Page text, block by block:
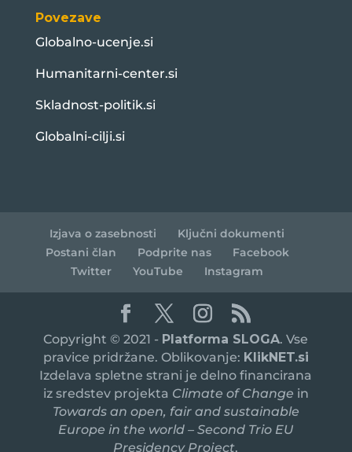
Povezave
Globalno-ucenje.si
Humanitarni-center.si
Skladnost-politik.si
Globalni-cilji.si
Izjava o zasebnosti
Ključni dokumenti
Postani član
Podprite nas
Facebook
Twitter
YouTube Instagram
Copyright © 2021 - Platforma SLOGA. Vse
pravice pridržane. Oblikovanje: KlikNET.si
Izdelava spletne strani je delno financirana
iz sredstev projekta Climate of Change in
Towards an open, fair and sustainable
Europe in the world – Second Trio EU
Presidency Project,